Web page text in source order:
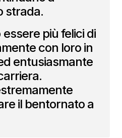
strada.
più felici di
con loro in
entusiasmante
il bentornato a